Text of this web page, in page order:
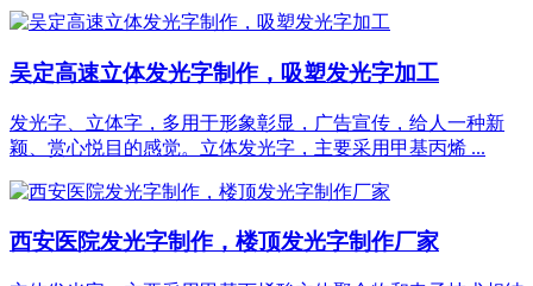
吴定高速立体发光字制作，吸塑发光字加工
发光字、立体字，多用于形象彰显，广告宣传，给人一种新
颖、赏心悦目的感觉。立体发光字，主要采用甲基丙烯 ...
西安医院发光字制作，楼顶发光字制作厂家